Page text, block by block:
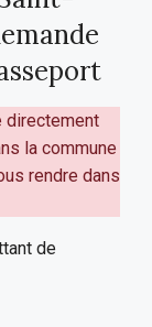
directement
la commune
rendre dans
de